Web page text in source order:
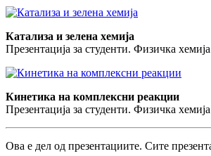
Катализа и зелена хемија
Презентација за студенти. Физичка хемија
Кинетика на комплексни реакции
Презентација за студенти. Физичка хемија
Ова е дел од презентациите. Сите